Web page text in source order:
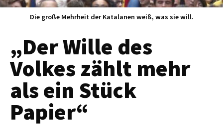
Die große Mehrheit der Katalanen weiß, was sie will.
„Der Wille des
Volkes zählt mehr
als ein Stück
Papier“